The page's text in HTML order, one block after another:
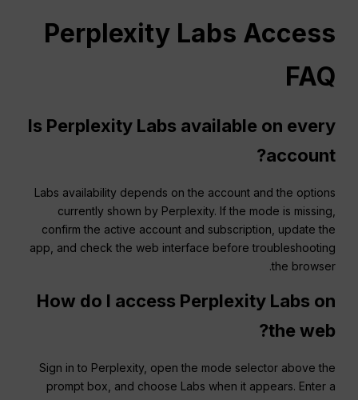
Perplexity Labs Access
FAQ
Is Perplexity Labs available on every
account?
Labs availability depends on the account and the options
currently shown by Perplexity. If the mode is missing,
confirm the active account and subscription, update the
app, and check the web interface before troubleshooting
the browser.
How do I access Perplexity Labs on
the web?
Sign in to Perplexity, open the mode selector above the
prompt box, and choose Labs when it appears. Enter a